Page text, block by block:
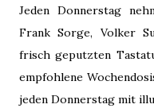
Jeden Donnerstag
Frank Sorge, Volker
frisch geputzten
empfohlene
jeden Donnerstag mit